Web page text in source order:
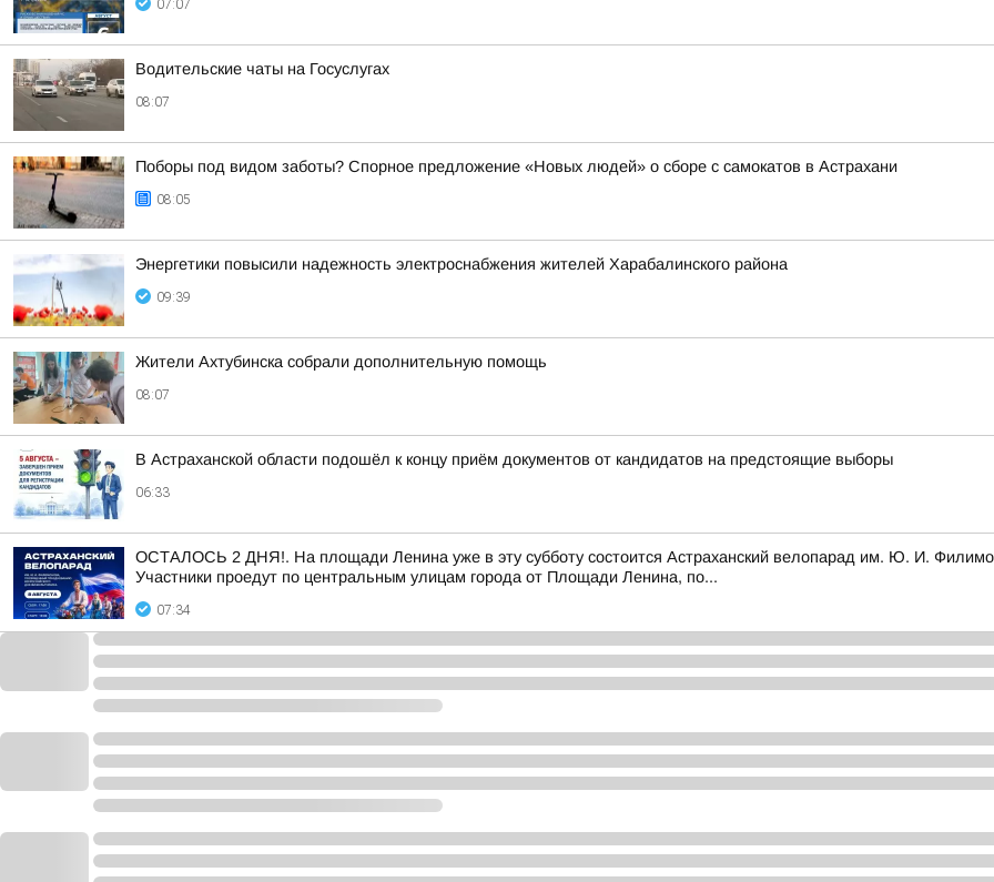
07:07
Водительские чаты на Госуслугах
08:07
Поборы под видом заботы? Спорное предложение «Новых людей» о сборе с самокатов в Астрахани
08:05
Энергетики повысили надежность электроснабжения жителей Харабалинского района
09:39
Жители Ахтубинска собрали дополнительную помощь
08:07
В Астраханской области подошёл к концу приём документов от кандидатов на предстоящие выборы
06:33
ОСТАЛОСЬ 2 ДНЯ!. На площади Ленина уже в эту субботу состоится Астраханский велопарад им. Ю. И.
Участники проедут по центральным улицам города от Площади Ленина, по...
07:34